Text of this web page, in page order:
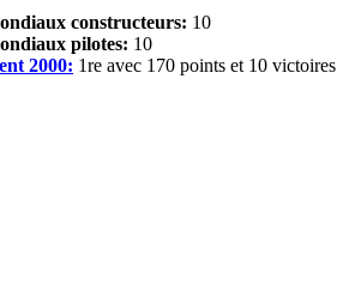
constructeurs: 10
pilotes: 10
2000: 1re avec 170 points et 10 victoires